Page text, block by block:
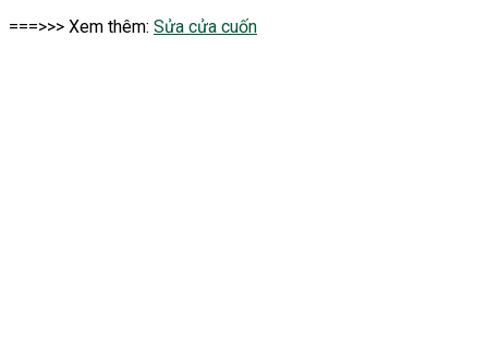
===>>> Xem thêm: Sửa cửa cuốn